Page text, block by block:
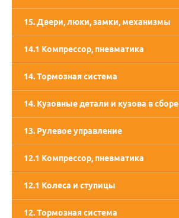
15. Двери, люки, замки, механизмы
14.1 Компрессор, пневматика
14. Тормозная система
14. Кузовные детали и кузова в сборе
13. Рулевое управление
12.1 Компрессор, пневматика
12.1 Колеса и ступицы
12. Тормозная система